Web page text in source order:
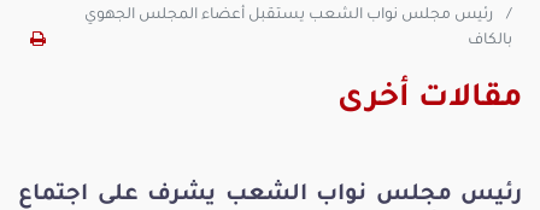
رئيس مجلس نواب الشعب يستقبل أعضاء المجلس الجهوي
بالكاف
مقالات أخرى
رئيس مجلس نواب الشعب يشرف على اجتماع